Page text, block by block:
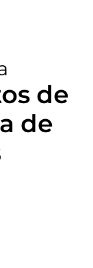
de
de